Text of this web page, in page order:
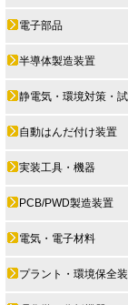
電子部品
半導体製造装置
静電気・環境対策・
自動はんだ付け装置
実装工具・機器
PCB/PWD製造装置
電気・電子材料
プラント・環境保全